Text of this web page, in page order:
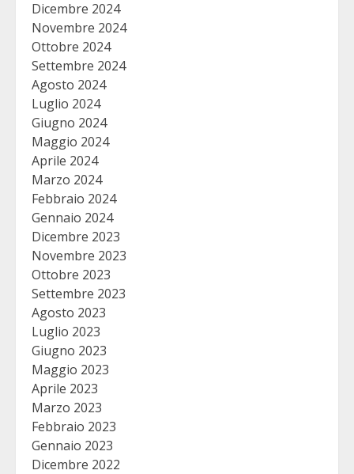
Dicembre 2024
Novembre 2024
Ottobre 2024
Settembre 2024
Agosto 2024
Luglio 2024
Giugno 2024
Maggio 2024
Aprile 2024
Marzo 2024
Febbraio 2024
Gennaio 2024
Dicembre 2023
Novembre 2023
Ottobre 2023
Settembre 2023
Agosto 2023
Luglio 2023
Giugno 2023
Maggio 2023
Aprile 2023
Marzo 2023
Febbraio 2023
Gennaio 2023
Dicembre 2022